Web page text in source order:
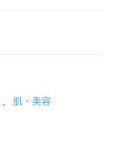
、 肌・美容